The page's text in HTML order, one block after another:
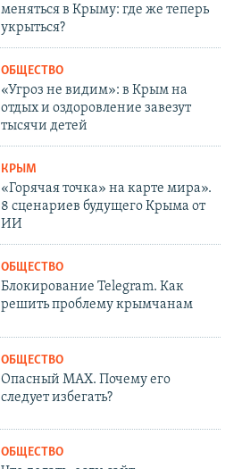
меняться в Крыму: где же теперь
укрыться?
ОБЩЕСТВО
«Угроз не видим»: в Крым на
отдых и оздоровление завезут
тысячи детей
КРЫМ
«Горячая точка» на карте мира».
8 сценариев будущего Крыма от
ИИ
ОБЩЕСТВО
Блокирование Telegram. Как
решить проблему крымчанам
ОБЩЕСТВО
Опасный MAX. Почему его
следует избегать?
ОБЩЕСТВО